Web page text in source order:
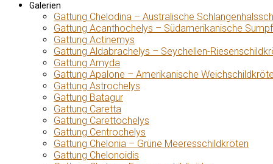
Galerien
Gattung Chelodina – Australische
Gattung Acanthochelys – Südamerikanische
Gattung Actinemys
Gattung Aldabrachelys – Seychellen-
Gattung Amyda
Gattung Apalone – Amerikanische
Gattung Astrochelys
Gattung Batagur
Gattung Caretta
Gattung Carettochelys
Gattung Centrochelys
Gattung Chelonia – Grüne Meeresschildkröten
Gattung Chelonoidis